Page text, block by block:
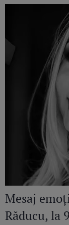
Mesaj
Răducu, la